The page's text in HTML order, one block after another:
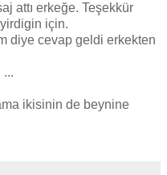
attı erkeğe. Teşekkür
için.
diye cevap geldi erkekten
...
ikisinin de beynine